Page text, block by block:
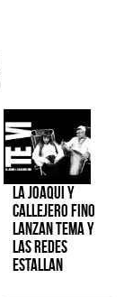
La Joaqui y
Callejero Fino
lanzan tema y
las redes
estallan